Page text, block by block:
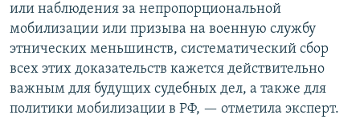
или наблюдения за непропорциональной
мобилизации или призыва на военную службу
этнических меньшинств, систематический сбор
всех этих доказательств кажется действительно
важным для будущих судебных дел, а также для
политики мобилизации в РФ, — отметила эксперт.